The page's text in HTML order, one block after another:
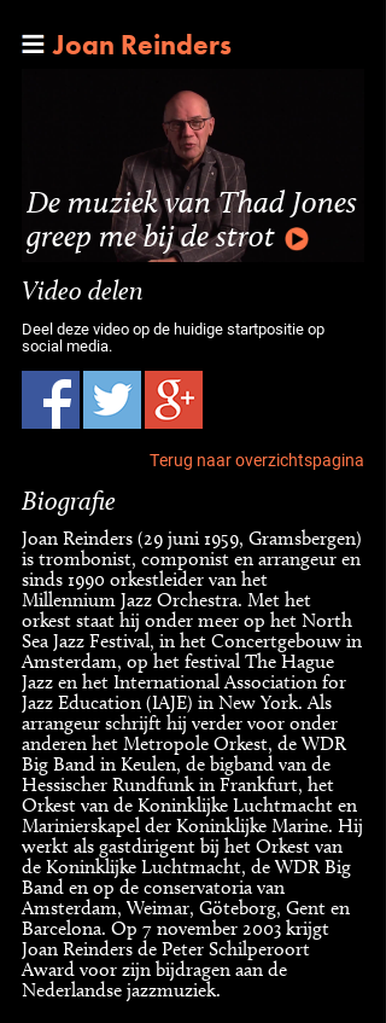
Joan Reinders
De muziek van Thad Jones
greep me bij de strot
Video delen
Deel deze video op de huidige startpositie op
social media.
Terug naar overzichtspagina
Biografie
Joan Reinders (29 juni 1959, Gramsbergen)
is trombonist, componist en arrangeur en
sinds 1990 orkestleider van het
Millennium Jazz Orchestra. Met het
orkest staat hij onder meer op het North
Sea Jazz Festival, in het Concertgebouw in
Amsterdam, op het festival The Hague
Jazz en het International Association for
Jazz Education (IAJE) in New York. Als
arrangeur schrijft hij verder voor onder
anderen het Metropole Orkest, de WDR
Big Band in Keulen, de bigband van de
Hessischer Rundfunk in Frankfurt, het
Orkest van de Koninklijke Luchtmacht en
Marinierskapel der Koninklijke Marine. Hij
werkt als gastdirigent bij het Orkest van
de Koninklijke Luchtmacht, de WDR Big
Band en op de conservatoria van
Amsterdam, Weimar, Göteborg, Gent en
Barcelona. Op 7 november 2003 krijgt
Joan Reinders de Peter Schilperoort
Award voor zijn bijdragen aan de
Nederlandse jazzmuziek.